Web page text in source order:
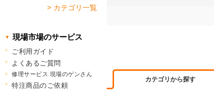
カテゴリから探す
> カテゴリ一覧
現場市場のサービス
ご利用ガイド
よくあるご質問
修理サービス 現場のゲンさん
特注商品のご依頼